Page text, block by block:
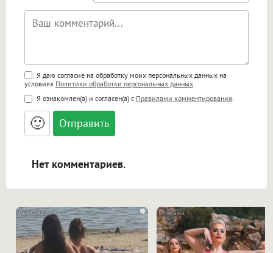
Поддержка HTML
<b>, <strong>, <u>, <i>, <em>, <s>, <big>,
<small>, <sup>, <sub>, <pre>, <ul>, <ol>, <li>,
<blockquote>, <code> экранирует HTML,
адреса URL автоматически становятся
ссылками, и [img]адрес[/img] будет
Я даю согласие на обработку моих персональных данных на
условиях Политики обработки персональных данных.
Я ознакомлен(а) и согласен(а) с Правилами комментирования.
🙂
Нет комментариев.
i